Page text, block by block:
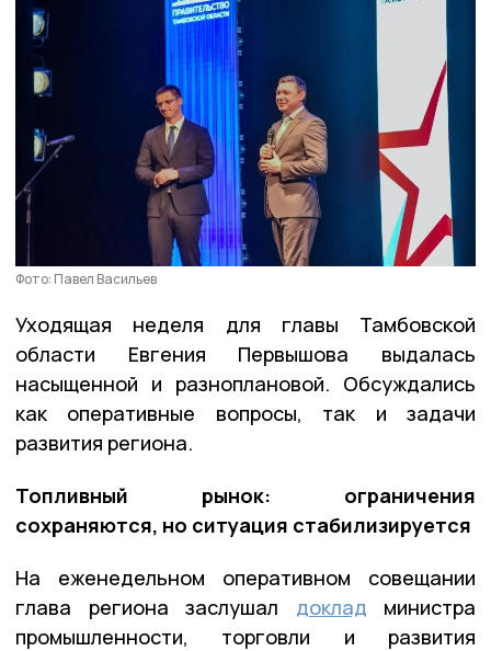
Фото: Павел Васильев
Уходящая неделя для главы Тамбовской
области Евгения Первышова выдалась
насыщенной и разноплановой. Обсуждались
как оперативные вопросы, так и задачи
развития региона.
Топливный рынок: ограничения
сохраняются, но ситуация стабилизируется
На еженедельном оперативном совещании
глава региона заслушал доклад министра
промышленности, торговли и развития